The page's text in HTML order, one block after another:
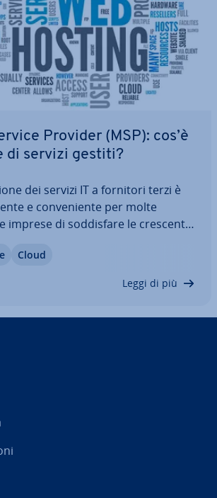
Provider (MSP): cos’è
di servizi gestiti?
dei servizi IT a fornitori terzi è
e con­ve­nien­te per molte
imprese di sod­di­sfa­re le crescenti
Managed Service Provider (MSP),
Cloud
Leggi di più